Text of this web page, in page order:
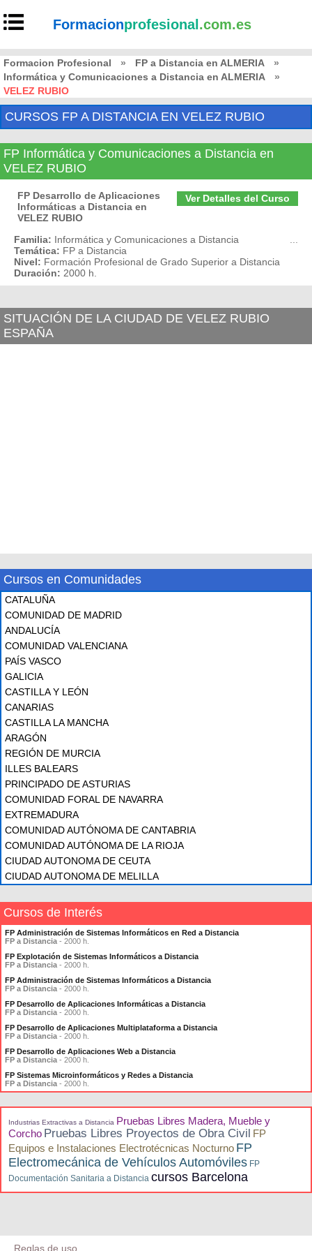
Formacionprofesional .com.es
Formacion Profesional » FP a Distancia en ALMERIA
»
Informática y Comunicaciones a Distancia en ALMERIA
»
VELEZ RUBIO
CURSOS FP A DISTANCIA EN VELEZ RUBIO
FP Informática y Comunicaciones a Distancia en
VELEZ RUBIO
Ver Detalles del Curso
FP Desarrollo de Aplicaciones
Informáticas a Distancia en
VELEZ RUBIO
Familia: Informática y Comunicaciones a Distancia
Temática: FP a Distancia
Nivel: Formación Profesional de Grado Superior a Distancia
Duración: 2000 h.
SITUACIÓN DE LA CIUDAD DE VELEZ RUBIO
ESPAÑA
Cursos en Comunidades
CATALUÑA
COMUNIDAD DE MADRID
ANDALUCÍA
COMUNIDAD VALENCIANA
PAÍS VASCO
GALICIA
CASTILLA Y LEÓN
CANARIAS
CASTILLA LA MANCHA
ARAGÓN
REGIÓN DE MURCIA
ILLES BALEARS
PRINCIPADO DE ASTURIAS
COMUNIDAD FORAL DE NAVARRA
EXTREMADURA
COMUNIDAD AUTÓNOMA DE CANTABRIA
COMUNIDAD AUTÓNOMA DE LA RIOJA
CIUDAD AUTONOMA DE CEUTA
CIUDAD AUTONOMA DE MELILLA
Cursos de Interés
FP Administración de Sistemas Informáticos en Red a Distancia
FP a Distancia - 2000 h.
FP Explotación de Sistemas Informáticos a Distancia
FP a Distancia - 2000 h.
FP Administración de Sistemas Informáticos a Distancia
FP a Distancia - 2000 h.
FP Desarrollo de Aplicaciones Informáticas a Distancia
FP a Distancia - 2000 h.
FP Desarrollo de Aplicaciones Multiplataforma a Distancia
FP a Distancia - 2000 h.
FP Desarrollo de Aplicaciones Web a Distancia
FP a Distancia - 2000 h.
FP Sistemas Microinformáticos y Redes a Distancia
FP a Distancia - 2000 h.
Industrias Extractivas a Distancia Pruebas Libres Madera, Mueble y
Corcho Pruebas Libres Proyectos de Obra Civil FP
Equipos e Instalaciones Electrotécnicas Nocturno FP
Electromecánica de Vehículos Automóviles FP
Documentación Sanitaria a Distancia cursos Barcelona
Reglas de uso